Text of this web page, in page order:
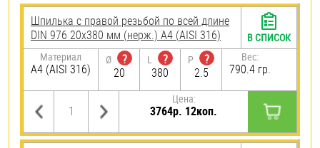
Шпилька с правой резьбой по всей длине
DIN 976 20х380 мм (нерж.) A4 (AISI 316)
Материал
A4 (AISI 316)
Ø
?
20
L
?
380
P
?
2.5
Вес:
790.4 гр.
Цена:
3764р. 12коп.
В СПИСОК